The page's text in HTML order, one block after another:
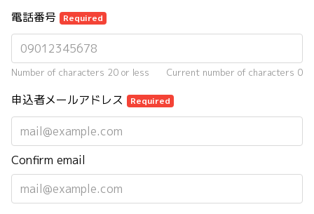
電話番号 Required
Number of characters 20 or less Current number of characters 0
申込者メールアドレス Required
Confirm email